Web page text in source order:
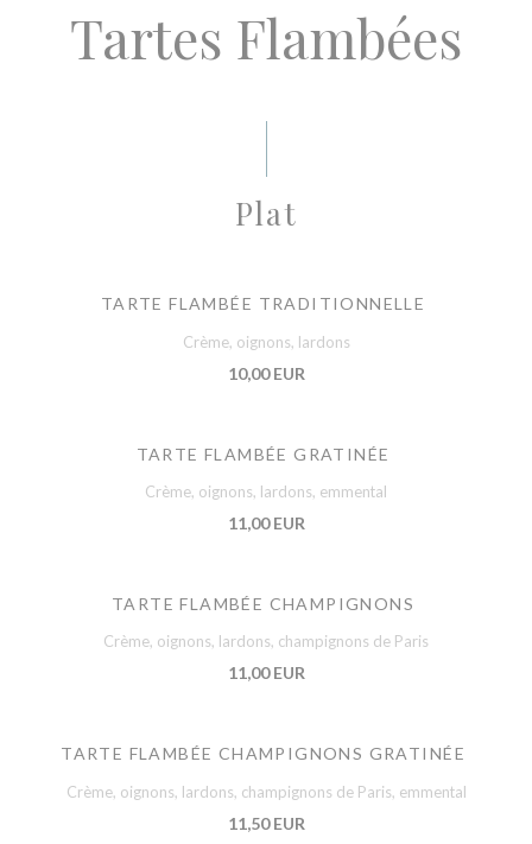
Tartes Flambées
Plat
TARTE FLAMBÉE TRADITIONNELLE
Crème, oignons, lardons
10,00 EUR
TARTE FLAMBÉE GRATINÉE
Crème, oignons, lardons, emmental
11,00 EUR
TARTE FLAMBÉE CHAMPIGNONS
Crème, oignons, lardons, champignons de Paris
11,00 EUR
TARTE FLAMBÉE CHAMPIGNONS GRATINÉE
Crème, oignons, lardons, champignons de Paris, emmental
11,50 EUR